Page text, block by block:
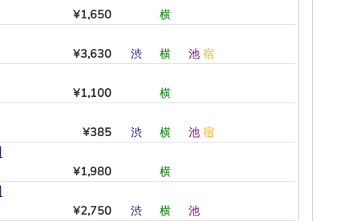
¥1,650 横
¥3,630 渋 横 池 宿
¥1,100 横
¥385 渋 横 池 宿
¥1,980 横
¥2,750 渋 横 池